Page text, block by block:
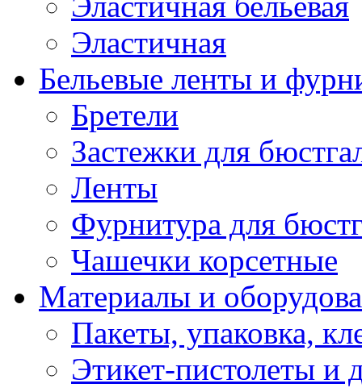
Эластичная
Бельевые ленты и
Бретели
Застежки для
Ленты
Фурнитура для
Чашечки корсетные
Материалы и
Пакеты, упаковка,
Этикет-пистолеты и